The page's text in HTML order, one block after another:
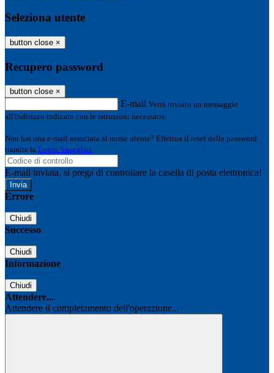
Seleziona utente
button close ×
Recupero password
button close ×
E-mail Verrà inviato un messaggio
all'indirizzo indicato con le istruzioni necessarie.
Non hai una e-mail associata al nome utente? Effettua il reset della password
tramite la Login Spaggiari
E-mail inviata, si prega di controllare la casella di posta elettronica!
Errore
Chiudi
Successo
Chiudi
Informazione
Chiudi
Attendere...
Attendere il completamento dell'operazione...